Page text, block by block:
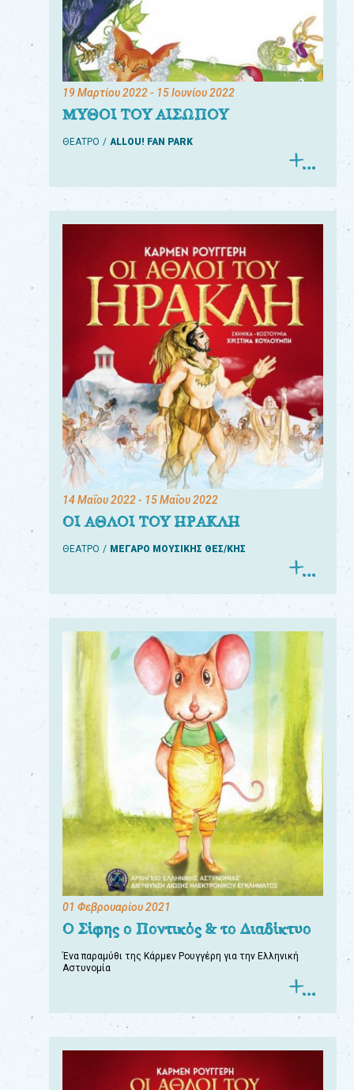
19 Μαρτίου 2022- 15 Ιουνίου 2022
ΜΥΘΟΙ ΤΟΥ ΑΙΣΩΠΟΥ
ΘΕΑΤΡΟ ALLOU! FAN PARK
14 Μαΐου 2022- 15 Μαΐου 2022
ΟΙ ΑΘΛΟΙ ΤΟΥ ΗΡΑΚΛΗ
ΘΕΑΤΡΟ ΜΕΓΑΡΟ ΜΟΥΣΙΚΗΣ ΘΕΣ/ΚΗΣ
01 Φεβρουαρίου 2021
Ο Σίφης ο Ποντικός & το Διαδίκτυο
Ένα παραμύθι της Κάρμεν Ρουγγέρη για την Ελληνική
Αστυνομία